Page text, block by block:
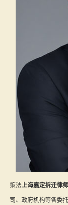
策法上海嘉定拆迁律师
司、政府机构等各委